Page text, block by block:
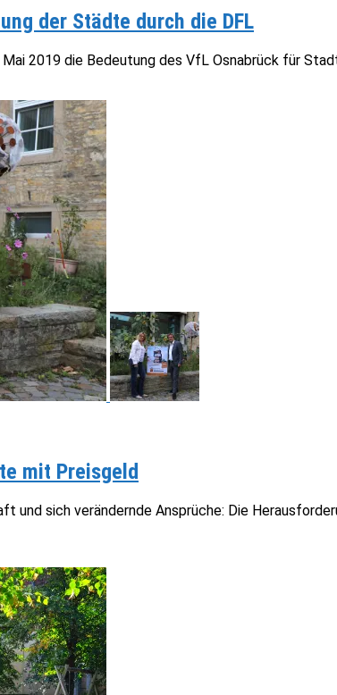
der Städte durch die DFL
2019 die Bedeutung des VfL Osnabrück für
mit Preisgeld
und sich verändernde Ansprüche: Die